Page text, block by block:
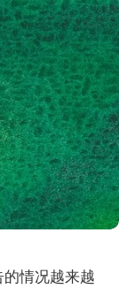
情况越来越